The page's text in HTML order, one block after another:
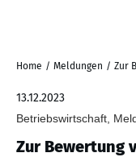
Home / Meldungen /
13.12.2023
Betriebswirtschaft,
Zur Bewertung